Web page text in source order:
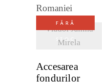
FĂRĂ
STOC
Vlădoi Janina
Mirela
Accesarea
fondurilor